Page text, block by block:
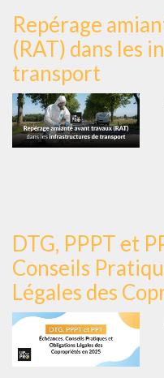
Repérage
(RAT) dans les
transport
DTG, PPPT et
Conseils
Légales des